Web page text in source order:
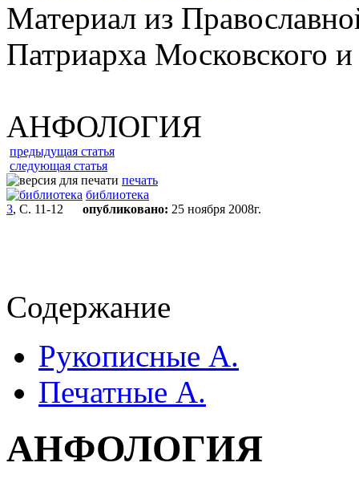
Материал из
Патриарха Московского
АНФОЛОГИЯ
предыдущая статья
следующая статья
печать
библиотека
3, С. 11-12 опубликовано: 25 ноября 2008г.
Содержание
Рукописные А.
Печатные А.
АНФОЛОГИЯ